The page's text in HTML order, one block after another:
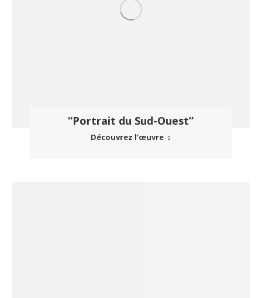
“Portrait du Sud-Ouest”
Découvrez l’œuvre